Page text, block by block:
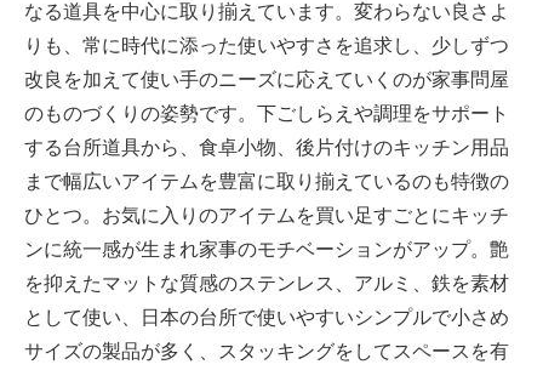
なる道具を中心に取り揃えています。変わらない良さよ
りも、常に時代に添った使いやすさを追求し、少しずつ
改良を加えて使い手のニーズに応えていくのが家事問屋
のものづくりの姿勢です。下ごしらえや調理をサポート
する台所道具から、食卓小物、後片付けのキッチン用品
まで幅広いアイテムを豊富に取り揃えているのも特徴の
ひとつ。お気に入りのアイテムを買い足すごとにキッチ
ンに統一感が生まれ家事のモチベーションがアップ。艶
を抑えたマットな質感のステンレス、アルミ、鉄を素材
として使い、日本の台所で使いやすいシンプルで小さめ
サイズの製品が多く、スタッキングをしてスペースを有